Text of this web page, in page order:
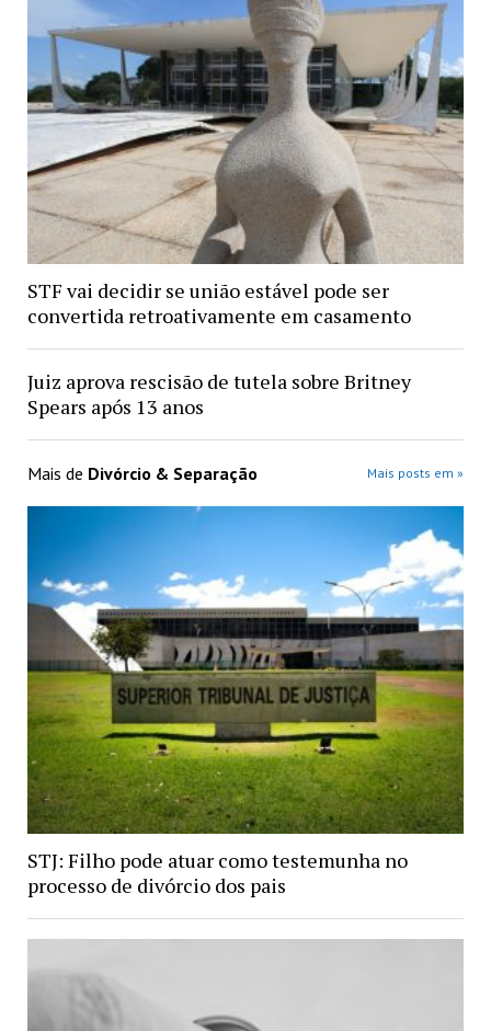
STF vai decidir se união estável pode ser
convertida retroativamente em casamento
Juiz aprova rescisão de tutela sobre Britney
Spears após 13 anos
Mais de Divórcio & Separação Mais posts em »
STJ: Filho pode atuar como testemunha no
processo de divórcio dos pais